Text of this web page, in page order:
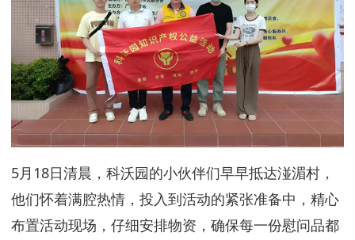
5月18日清晨，科沃园的小伙伴们早早抵达湴湄村，
他们怀着满腔热情，投入到活动的紧张准备中，精心
布置活动现场，仔细安排物资，确保每一份慰问品都